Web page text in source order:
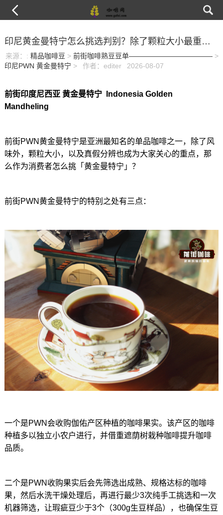
印尼黄金曼特宁怎么挑选判别？除了颗粒大小最重要还是杯测风味
来源： : 精品咖啡豆 > 前街咖啡熟豆豆单————————————>
印尼PWN 黄金曼特宁 > 作者：editer 2026-08-07
前街印度尼西亚 黄金曼特宁 Indonesia Golden
Mandheling
前街PWN黄金曼特宁是亚洲最知名的单品咖啡之一，除了风
味外，颗粒大小，以及真假分辨也成为大家关心的重点，那
么作为消费者怎么挑「黄金曼特宁」？
前街PWN黄金曼特宁的特别之处有三点：
一个是PWN会收购伽佑产区种植的咖啡果实。该产区的咖啡
种植多以独立小农户进行，并借重遮荫树栽种咖啡提升咖啡
品质。
二个是PWN收购果实后会先筛选出成熟、规格达标的咖啡
果，然后水洗干燥处理后，再进行最少3次纯手工挑选和一次
机器筛选，让瑕疵豆少于3个（300g生豆样品），也确保生豆